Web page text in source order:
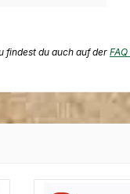
findest du auch auf der